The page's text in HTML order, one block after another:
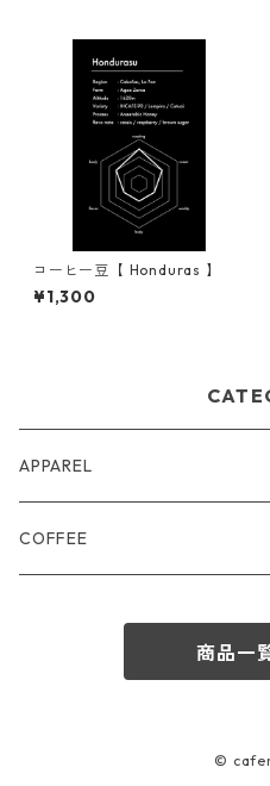
コーヒー豆【 Honduras 】
¥1,300
APPAREL
COFFEE
商品一
©